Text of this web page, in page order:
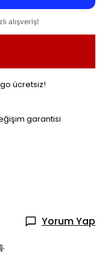
ücretsiz!
garantisi
Yorum Yap